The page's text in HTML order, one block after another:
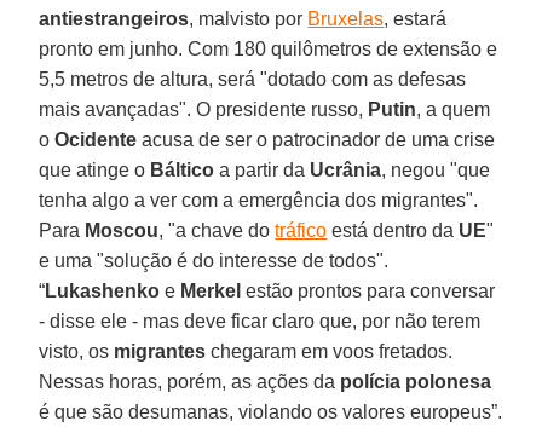
antiestrangeiros, malvisto por Bruxelas, estará
pronto em junho. Com 180 quilômetros de extensão e
5,5 metros de altura, será "dotado com as defesas
mais avançadas". O presidente russo, Putin, a quem
oOcidente acusa de ser o patrocinador de uma crise
que atinge o Báltico a partir da Ucrânia, negou "que
tenha algo a ver com a emergência dos migrantes".
Para Moscou, "a chave dotráfico está dentro da UE"
e uma "solução é do interesse de todos".
“Lukashenko e Merkel estão prontos para conversar
- disse ele - mas deve ficar claro que, por não terem
visto, os migrantes chegaram em voos fretados.
Nessas horas, porém, as ações da polícia polonesa
é que são desumanas, violando os valores europeus”.